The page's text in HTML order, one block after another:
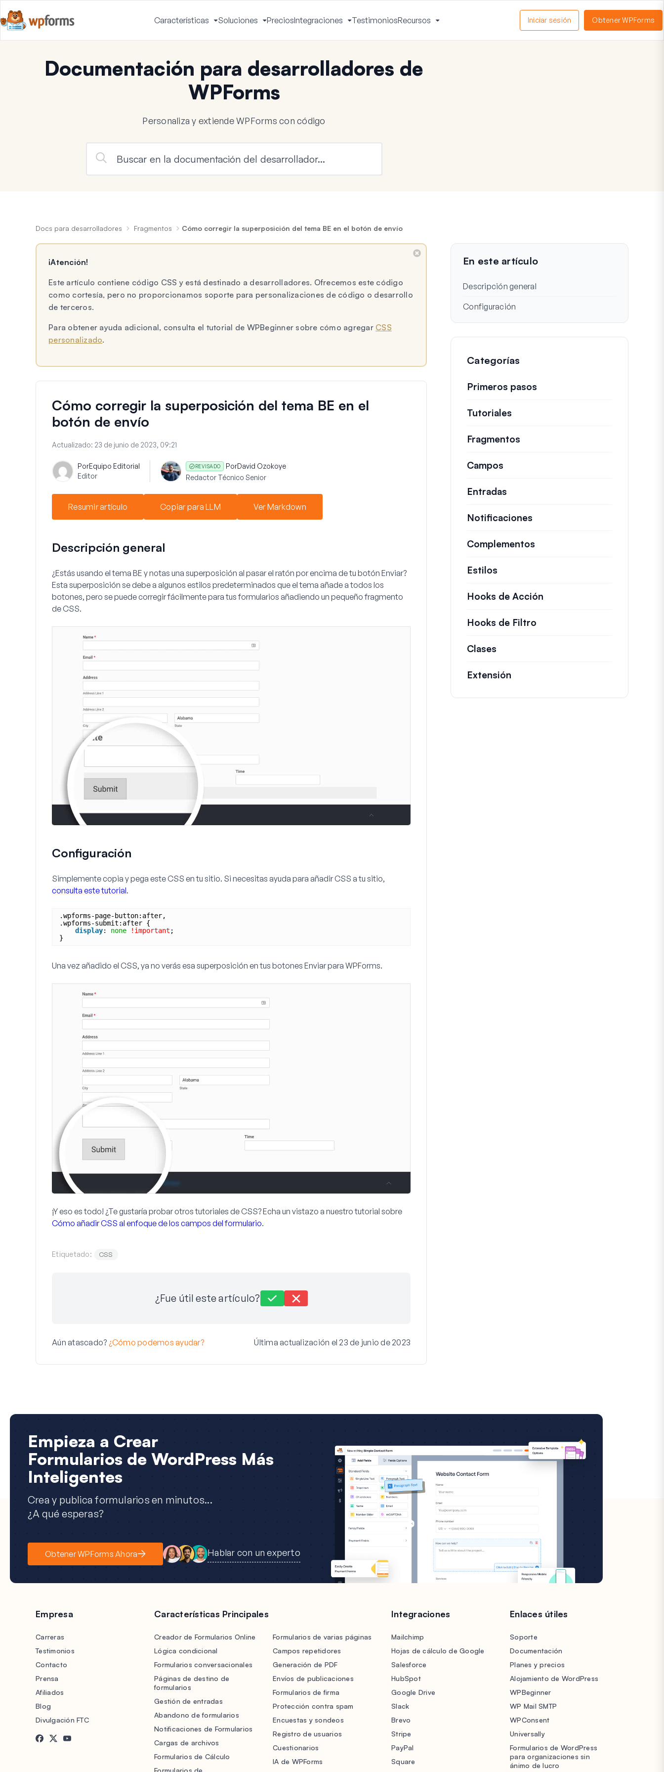
Características
Activar
menú
Soluciones
Activar
menú
PreciosIntegraciones
Activar
menú
TestimoniosRecursos
menú
Iniciar sesión Obtener WPForms
Documentación para desarrolladores de
WPForms
Personaliza y extiende WPForms con código
Docs para desarrolladores Fragmentos Cómo corregir la superposición del tema BE en el botón de envío
¡Atención!
Este artículo contiene código CSS y está destinado a desarrolladores. Ofrecemos este código
como cortesía, pero no proporcionamos soporte para personalizaciones de código o desarrollo
de terceros.
Para obtener ayuda adicional, consulta el tutorial de WPBeginner sobre cómo agregar CSS
personalizado.
Cómo corregir la superposición del tema BE en el
botón de envío
Actualizado: 23 de junio de 2023, 09:21
PorEquipo Editorial
Editor
REVISADO PorDavid Ozokoye
Redactor Técnico Senior
Resumir artículo Copiar para LLM Ver Markdown
Descripción general
¿Estás usando el tema BE y notas una superposición al pasar el ratón por encima de tu botón Enviar?
Esta superposición se debe a algunos estilos predeterminados que el tema añade a todos los
botones, pero se puede corregir fácilmente para tus formularios añadiendo un pequeño fragmento
de CSS.
Configuración
Simplemente copia y pega este CSS en tu sitio. Si necesitas ayuda para añadir CSS a tu sitio,
consulta este tutorial.
.wpforms-page-button:after,
.wpforms-submit:after {
display: none !important ;
}
Una vez añadido el CSS, ya no verás esa superposición en tus botones Enviarpara WPForms.
¡Y eso es todo! ¿Te gustaría probar otros tutoriales de CSS? Echa un vistazo a nuestro tutorial sobre
Cómo añadir CSS al enfoque de los campos del formulario.
Etiquetado: CSS
¿Fue útil este artículo?
Aún atascado? ¿Cómo podemos ayudar? Última actualización el 23 de junio de 2023
En este artículo
Descripción general
Configuración
Categorías
Primeros pasos
Tutoriales
Fragmentos
Campos
Entradas
Notificaciones
Complementos
Estilos
Hooks de Acción
Hooks de Filtro
Clases
Extensión
Empieza a Crear
Formularios de WordPress Más
Inteligentes
Crea y publica formularios en minutos...
¿A qué esperas?
Obtener WPForms Ahora Hablar con un experto
Empresa
Carreras
Testimonios
Contacto
Prensa
Afiliados
Blog
Divulgación FTC
Características Principales
Creador de Formularios Online
Lógica condicional
Formularios conversacionales
Páginas de destino de
formularios
Gestión de entradas
Abandono de formularios
Notificaciones de Formularios
Cargas de archivos
Formularios de Cálculo
Formularios de
Formularios de varias páginas
Campos repetidores
Generación de PDF
Envíos de publicaciones
Formularios de firma
Protección contra spam
Encuestas y sondeos
Registro de usuarios
Cuestionarios
IA de WPForms
Integraciones
Mailchimp
Hojas de cálculo de Google
Salesforce
HubSpot
Google Drive
Slack
Brevo
Stripe
PayPal
Square
Enlaces útiles
Soporte
Documentación
Planes y precios
Alojamiento de WordPress
WPBeginner
WP Mail SMTP
WPConsent
Universally
Formularios de WordPress
para organizaciones sin
ánimo de lucro